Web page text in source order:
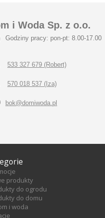
i Woda Sp. z o.o.
Godziny pracy: pon-pt: 8.00-17.00
533 327 679 (Robert)
570 018 537 (Iza)
bok@domiwoda.pl
produkty
do ogrodu
do domu
i woda